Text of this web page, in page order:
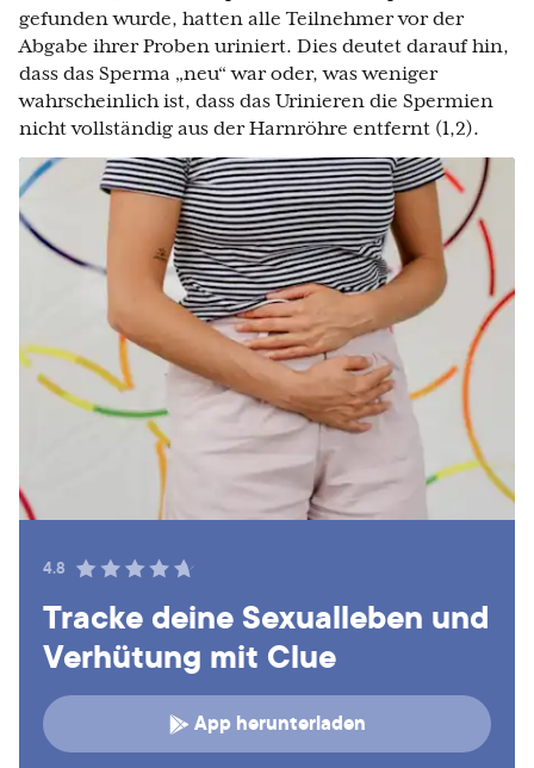
gefunden wurde, hatten alle Teilnehmer vor der
Abgabe ihrer Proben uriniert. Dies deutet darauf hin,
dass das Sperma „neu“ war oder, was weniger
wahrscheinlich ist, dass das Urinieren die Spermien
nicht vollständig aus der Harnröhre entfernt (1,2).
4.8
Tracke deine Sexualleben und
Verhütung mit Clue
App herunterladen